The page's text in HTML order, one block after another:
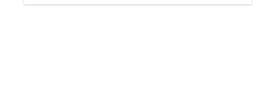
het gebied van veiligheid,